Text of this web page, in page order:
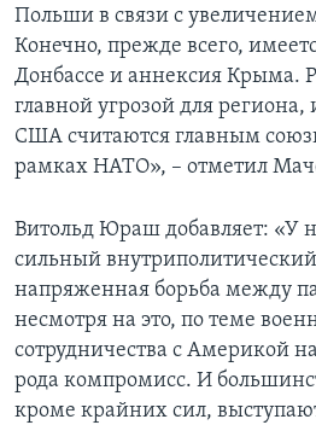
Польши в связи с
Конечно, прежде всего,
Донбассе и аннексия Крыма.
главной угрозой для региона,
США считаются главным
рамках НАТО», – отметил
Витольд Юраш добавляет: «У
сильный
напряженная борьба между
несмотря на это, по теме
сотрудничества с Америкой
рода компромисс. И
кроме крайних сил,